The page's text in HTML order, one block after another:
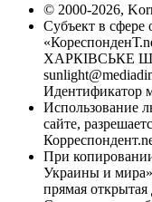
© 2000-2026,
Субъект в сфере
ХАРКІВСЬКЕ
Идентификатор
Использование
сайте,
При
Украины и
прямая